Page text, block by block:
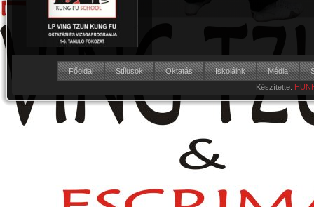
Főoldal Stílusok Oktatás Iskoláink Média
Készítette: